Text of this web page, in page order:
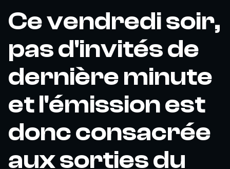
Ce vendredi soir,
pas d'invités de
dernière minute
et l'émission est
donc consacrée
aux sorties du